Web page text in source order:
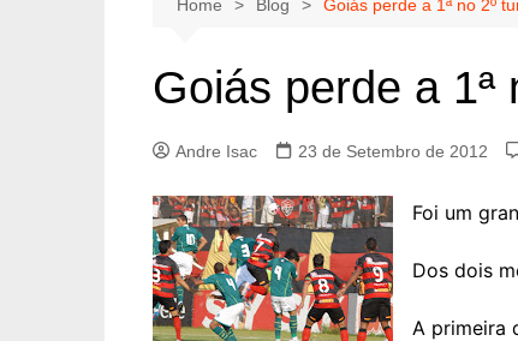
Home Blog Goiás perde a 1ª no 2º
Goiás perde a 1ª
Andre Isac 23 de Setembro de 2012
Foi um
Dos dois
A primeira